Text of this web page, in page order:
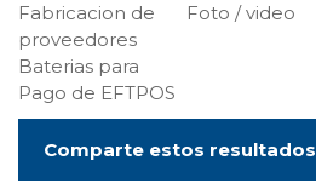
Fabricacion de
proveedores
Foto / video
Baterias para
Pago de EFTPOS
Comparte estos resultados